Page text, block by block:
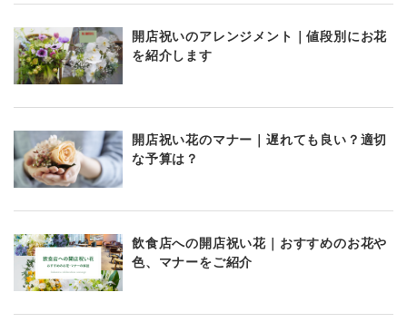
開店祝いのアレンジメント｜値段別にお花
を紹介します
開店祝い花のマナー｜遅れても良い？適切
な予算は？
飲食店への開店祝い花｜おすすめのお花や
色、マナーをご紹介